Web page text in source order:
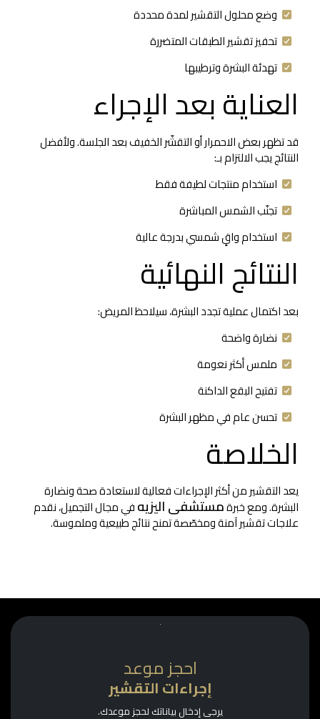
وضع محلول التقشير لمدة محددة
تحفيز تقشير الطبقات المتضررة
تهدئة البشرة وترطيبها
العناية بعد الإجراء
قد تظهر بعض الاحمرار أو التقشّر الخفيف بعد الجلسة. ولأفضل
النتائج يجب الالتزام بـ:
استخدام منتجات لطيفة فقط
تجنّب الشمس المباشرة
استخدام واقٍ شمسي بدرجة عالية
النتائج النهائية
بعد اكتمال عملية تجدد البشرة، سيلاحظ المريض:
نضارة واضحة
ملمس أكثر نعومة
تفتيح البقع الداكنة
تحسن عام في مظهر البشرة
الخلاصة
يعد التقشير من أكثر الإجراءات فعالية لاستعادة صحة ونضارة
البشرة. ومع خبرةمستشفى اليزيهفي مجال التجميل، نقدم
علاجات تقشير آمنة ومخصّصة تمنح نتائج طبيعية وملموسة.
احجز موعد
إجراءات التقشير
يرجى إدخال بياناتك لحجز موعدك.